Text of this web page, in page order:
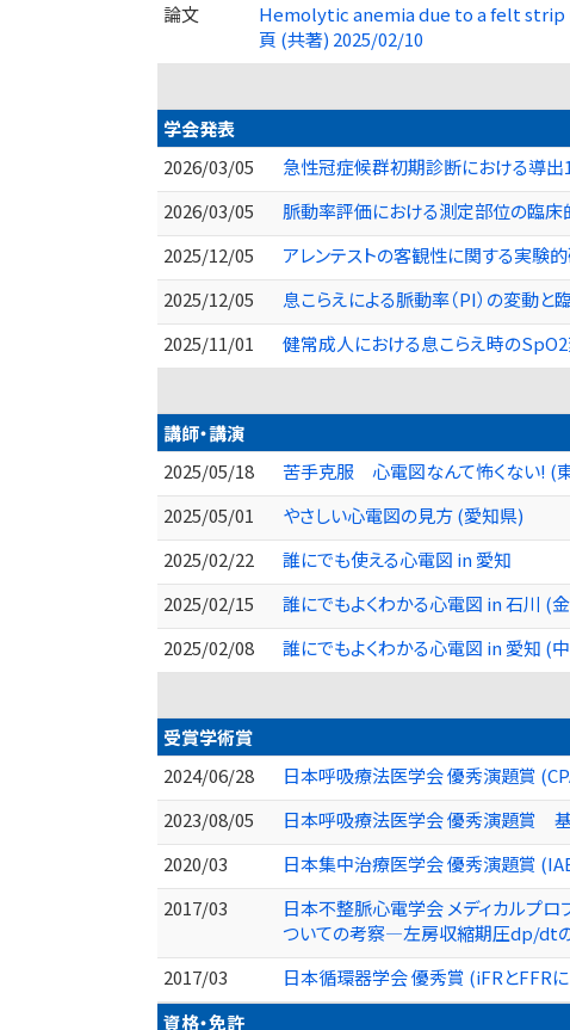
論文
Hemolytic anemia due to a felt strip
頁 (共著) 2025/02/10
学会発表
2026/03/05
急性冠症候群初期診断における導
2026/03/05
脈動率評価における測定部位の臨
2025/12/05
アレンテストの客観性に関する実
2025/12/05
息こらえによる脈動率（PI）の変動
2025/11/01
健常成人における息こらえ時の
講師・講演
2025/05/18
苦手克服 心電図なんて怖くない! (
2025/05/01
やさしい心電図の見方 (愛知県)
2025/02/22
誰にでも使える心電図 in 愛知
2025/02/15
誰にでもよくわかる心電図 in 石川 (
2025/02/08
誰にでもよくわかる心電図 in 愛知 (
受賞学術賞
2024/06/28
日本呼吸療法医学会 優秀演題賞
2023/08/05
日本呼吸療法医学会 優秀演題賞
2020/03
日本集中治療医学会 優秀演題賞
2017/03
日本不整脈心電学会 メディカルプロ
ついての考察―左房収縮期圧dp/dt
2017/03
日本循環器学会 優秀賞 (iFRとFFR
資格・免許